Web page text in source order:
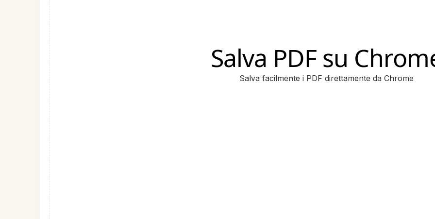
Salva PDF su
Salva facilmente i PDF direttamente da Chrome